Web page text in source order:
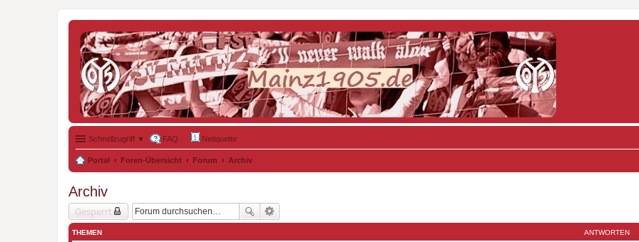
Schnellzugriff ▼ FAQ Netiquette
Portal Foren-Übersicht Forum Archiv
Archiv
Gesperrt
THEMEN ANTWORTEN